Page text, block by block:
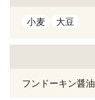
小麦 大豆
フンドーキン醤